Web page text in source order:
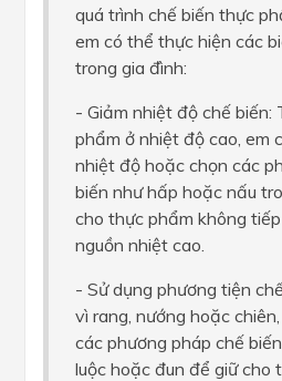
quá trình chế biến thực
em có thể thực hiện các
trong gia đình:
- Giảm nhiệt độ chế biến:
phẩm ở nhiệt độ cao, em
nhiệt độ hoặc chọn các
biến như hấp hoặc nấu
cho thực phẩm không
nguồn nhiệt cao.
- Sử dụng phương tiện
vì rang, nướng hoặc
các phương pháp chế
luộc hoặc đun để giữ cho